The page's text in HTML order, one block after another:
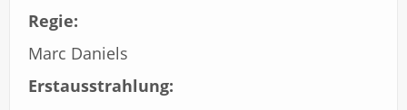
Regie:
Marc Daniels
Erstausstrahlung: